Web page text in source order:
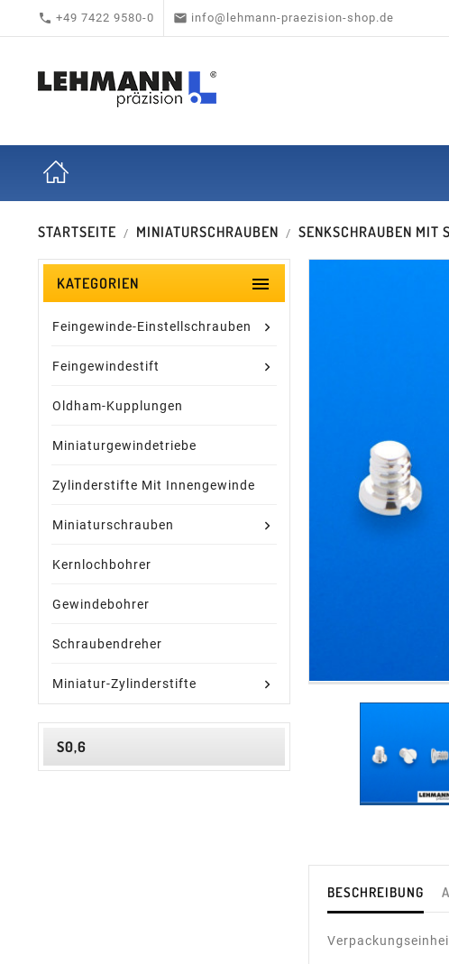
 +49 7422 9580-0  info@lehmann-praezision-shop.de
STARTSEITE MINIATURSCHRAUBEN SENKSCHRAUBEN MIT
KATEGORIEN 
Feingewinde-Einstellschrauben
Feingewindestift
Oldham-Kupplungen
Miniaturgewindetriebe
Zylinderstifte Mit Innengewinde
Miniaturschrauben
Kernlochbohrer
Gewindebohrer
Schraubendreher
Miniatur-Zylinderstifte
S0,6
BESCHREIBUNG